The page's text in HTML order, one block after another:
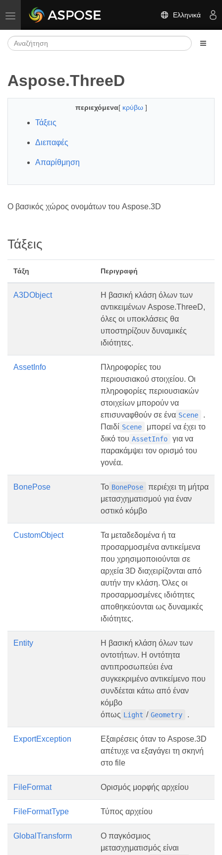
Εναλλαγή πλοήγησης Ελληνικά
Aspose.ThreeD
περιεχόμενα[ κρύβω ]
Τάξεις
Διεπαφές
Απαρίθμηση
Ο βασικός χώρος ονομάτων του Aspose.3D
Τάξεις
Τάξη Περιγραφή
A3DObject
Η βασική κλάση όλων των
αντικειμένων Aspose.ThreeD,
όλες οι υποκλάσεις θα
υποστηρίζουν δυναμικές
ιδιότητες.
AssetInfo
Πληροφορίες του
περιουσιακού στοιχείου. Οι
πληροφορίες περιουσιακών
στοιχείων μπορούν να
επισυναφθούν σε ένα Scene
.
Παιδί Scene
μπορεί να έχει το
δικό του AssetInfo
για να
παρακάμψει τον ορισμό του
γονέα.
BonePose Το BonePose
περιέχει τη μήτρα
μετασχηματισμού για έναν
οστικό κόμβο
CustomObject
Τα μεταδεδομένα ή τα
προσαρμοσμένα αντικείμενα
που χρησιμοποιούνται σε
αρχεία 3D διαχειρίζονται από
αυτήν την κλάση. Όλες οι
προσαρμοσμένες ιδιότητες
αποθηκεύονται ως δυναμικές
ιδιότητες.
Entity
Η βασική κλάση όλων των
οντοτήτων. Η οντότητα
αντιπροσωπεύει ένα
συγκεκριμένο αντικείμενο που
συνδέεται κάτω από έναν
κόμβο
όπως Light / Geometry .
ExportException
Εξαιρέσεις όταν το Aspose.3D
απέτυχε να εξαγάγει τη σκηνή
στο file
FileFormat Ορισμός μορφής αρχείου
FileFormatType Τύπος αρχείου
GlobalTransform
Ο παγκόσμιος
μετασχηματισμός είναι